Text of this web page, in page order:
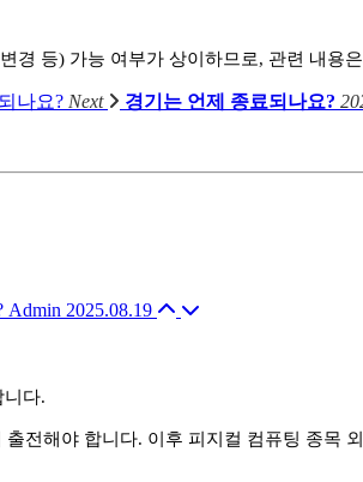
등) 가능 여부가 상이하므로, 관련 내용
나요? Next 경기는 언제 종료되나요?
Admin 2025.08.19
다.
전해야 합니다. 이후 피지컬 컴퓨팅 종목